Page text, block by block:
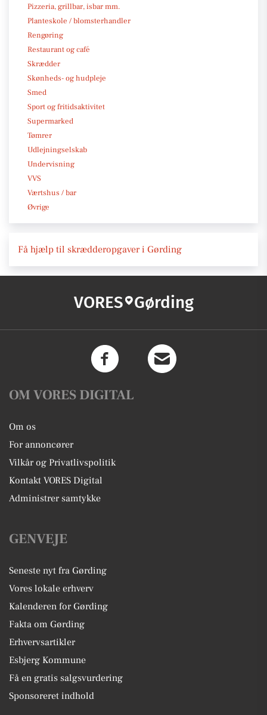
Pizzeria, grillbar, isbar mm.
Planteskole / blomsterhandler
Rengøring
Restaurant og café
Skrædder
Skønheds- og hudpleje
Smed
Sport og fritidsaktivitet
Supermarked
Tømrer
Udlejningselskab
Undervisning
VVS
Værtshus / bar
Øvrige
Få hjælp til skrædderopgaver i Gørding
VORES Gørding
OM VORES DIGITAL
Om os
For annoncører
Vilkår og Privatlivspolitik
Kontakt VORES Digital
Administrer samtykke
GENVEJE
Seneste nyt fra Gørding
Vores lokale erhverv
Kalenderen for Gørding
Fakta om Gørding
Erhvervsartikler
Esbjerg Kommune
Få en gratis salgsvurdering
Sponsoreret indhold